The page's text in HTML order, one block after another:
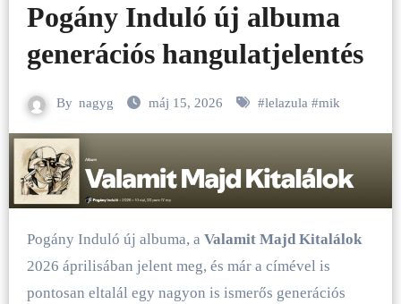
Pogány Induló új albuma
generációs hangulatjelentés
By nagyg máj 15, 2026 #lelazula #mik
Pogány Induló új albuma, a Valamit Majd Kitalálok
2026 áprilisában jelent meg, és már a címével is
pontosan eltalál egy nagyon is ismerős generációs